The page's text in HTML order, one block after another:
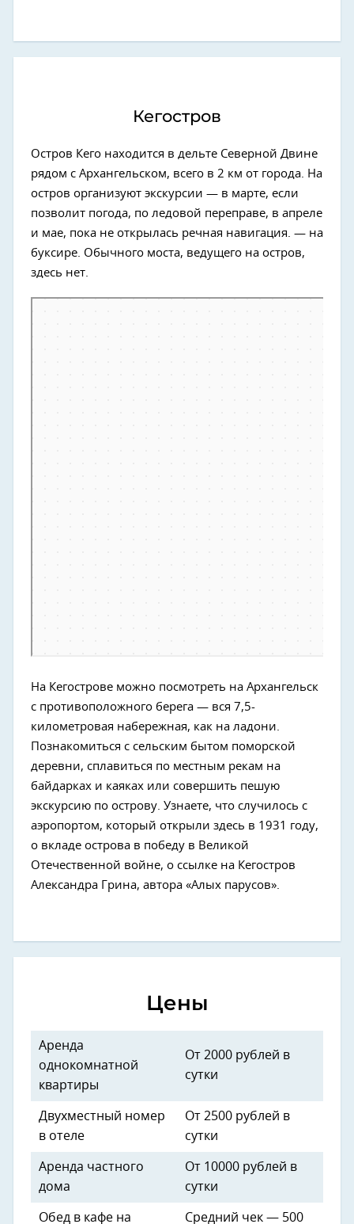
Кегостров
Остров Кего находится в дельте Северной Двине
рядом с Архангельском, всего в 2 км от города. На
остров организуют экскурсии — в марте, если
позволит погода, по ледовой переправе, в апреле
и мае, пока не открылась речная навигация. — на
буксире. Обычного моста, ведущего на остров,
здесь нет.
На Кегострове можно посмотреть на Архангельск
с противоположного берега — вся 7,5-
километровая набережная, как на ладони.
Познакомиться с сельским бытом поморской
деревни, сплавиться по местным рекам на
байдарках и каяках или совершить пешую
экскурсию по острову. Узнаете, что случилось с
аэропортом, который открыли здесь в 1931 году,
о вкладе острова в победу в Великой
Отечественной войне, о ссылке на Кегостров
Александра Грина, автора «Алых парусов».
Цены
Аренда
однокомнатной
квартиры
От 2000 рублей в
сутки
Двухместный номер
в отеле
От 2500 рублей в
сутки
Аренда частного
дома
От 10000 рублей в
сутки
Обед в кафе на Средний чек — 500